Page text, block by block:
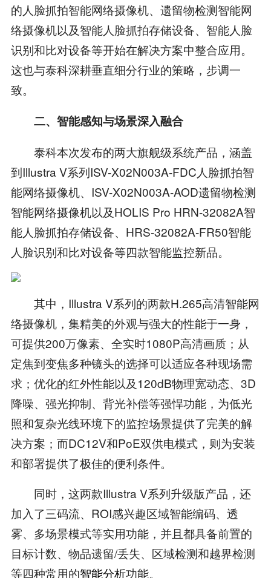
的人脸抓拍智能网络摄像机、遗留物检测智能网
络摄像机以及智能人脸抓拍存储设备、智能人脸
识别和比对设备等开始在解决方案中整合应用。
这也与泰科深耕垂直细分行业的策略，步调一
致。
二、智能感知与场景深入融合
泰科本次发布的两大旗舰级系统产品，涵盖
到Illustra V系列ISV-X02N003A-FDC人脸抓拍智
能网络摄像机、ISV-X02N003A-AOD遗留物检测
智能网络摄像机以及HOLIS Pro HRN-32082A智
能人脸抓拍存储设备、HRS-32082A-FR50智能
人脸识别和比对设备等四款智能监控新品。
其中，Illustra V系列的两款H.265高清智能网
络摄像机，集精美的外观与强大的性能于一身，
可提供200万像素、全实时1080P高清画质；从
定焦到变焦多种镜头的选择可以适应各种现场需
求；优化的红外性能以及120dB物理宽动态、3D
降噪、强光抑制、背光补偿等强悍功能，为低光
照和复杂光线环境下的监控场景提供了完美的解
决方案；而DC12V和PoE双供电模式，则为安装
和部署提供了极佳的便利条件。
同时，这两款Illustra V系列升级版产品，还
加入了三码流、ROI感兴趣区域智能编码、透
雾、多场景模式等实用功能，并且都具备前置的
目标计数、物品遗留/丢失、区域检测和越界检测
等四种常用的智能分析功能。